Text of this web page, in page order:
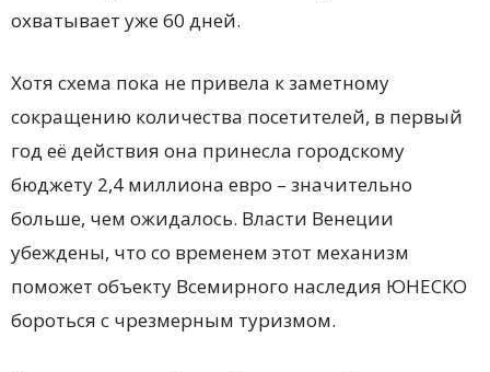
охватывает уже 60 дней.
Хотя схема пока не привела к заметному
сокращению количества посетителей, в первый
год её действия она принесла городскому
бюджету 2,4 миллиона евро – значительно
больше, чем ожидалось. Власти Венеции
убеждены, что со временем этот механизм
поможет объекту Всемирного наследия ЮНЕСКО
бороться с чрезмерным туризмом.